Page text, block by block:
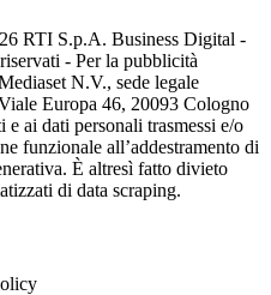
RTI S.p.A. Business Digital -
- Per la pubblicità
N.V., sede legale
Europa 46, 20093 Cologno
e ai dati personali trasmessi e/o
funzionale all’addestramento di
È altresì fatto divieto
di data scraping.